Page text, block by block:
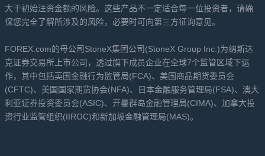
大于初始注资金额的风险。这些产品不一定适合每一位投资者，请确
保您完全了解所涉及的风险，必要时可向第三方征询意见。
FOREX.com的母公司StoneX集团公司(StoneX Group Inc.)为纳斯达
克证券交易所上市公司，透过旗下成员企业在全球7个监管区域下运
作，其中包括英国金融行为监管局(FCA)、美国商品期货委员会
(CFTC)、美国国家期货协会(NFA)、日本金融服务管理局(FSA)、澳大
利亚证券投资委员会(ASIC)、开曼群岛金融管理局(CIMA)、加拿大投
资行业监管组织(IIROC)和新加坡金融管理局(MAS)。